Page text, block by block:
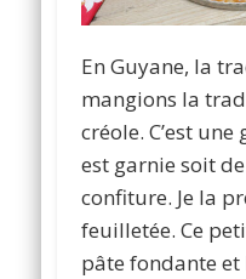
En Guyane, la
mangions la
créole. C’est
est garnie soit
confiture. Je la
feuilletée. Ce
pâte fondante